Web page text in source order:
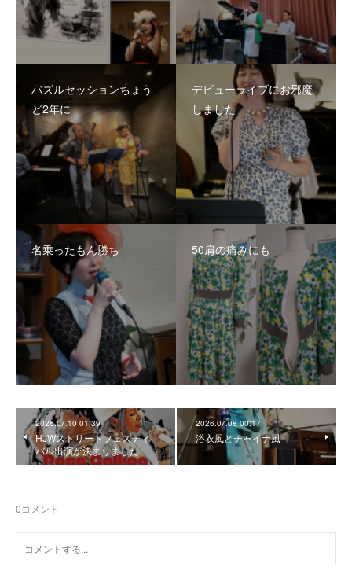
バズルセッションちょう
ど2年に
デビューライブにお邪魔
しました
名乗ったもん勝ち 50肩の痛みにも
2026.07.10 01:39
HJWストリートフェスティ
バル出演が決まりました
2026.07.08 00:17
浴衣風とチャイナ風
0コメント